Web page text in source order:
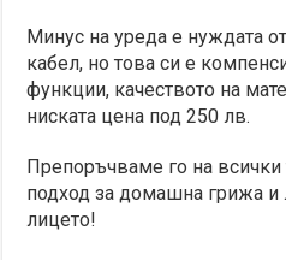
Минус на уреда е нуждата
кабел, но това си е
функции, качеството на
ниската цена под 250 лв.
Препоръчваме го на
подход за домашна грижа и
лицето!